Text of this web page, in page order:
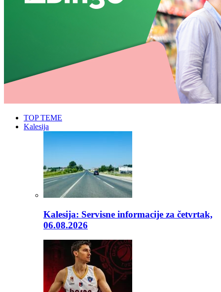
TOP TEME
Kalesija
Kalesija: Servisne informacije za četvrtak,
06.08.2026